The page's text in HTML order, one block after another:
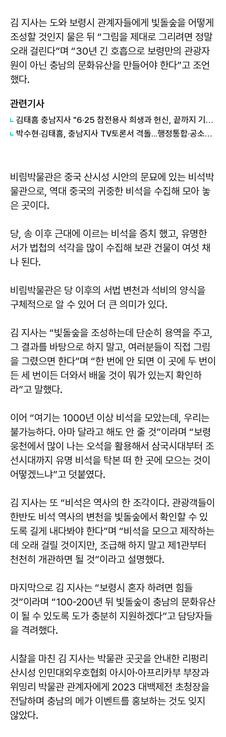
김 지사는 도와 보령시 관계자들에게 빛돌숲을 어떻게
조성할 것인지 물은 뒤 “그림을 제대로 그리려면 정말
오래 걸린다”며 “30년 긴 호흡으로 보령만의 관광자
원이 아닌 충남의 문화유산을 만들어야 한다”고 조언
했다.
관련기사
김태흠 충남지사 "6·25 참전용사 희생과 헌신, 끝까지 기억하고 최고의 예우 다할 것"
박수현·김태흠, 충남지사 TV토론서 격돌...행정통합·공소취소 공방
비림박물관은 중국 산시성 시안의 문묘에 있는 비석박
물관으로, 역대 중국의 귀중한 비석을 수집해 모아 놓
은 곳이다.
당, 송 이후 근대에 이르는 비석을 증치 했고, 유명한
서가 법첩의 석각을 많이 수집해 보관 건물이 여섯 채
나 된다.
비림박물관은 당 이후의 서법 변천과 석비의 양식을
구체적으로 알 수 있어 더 큰 의미가 있다.
김 지사는 “빛돌숲을 조성하는데 단순히 용역을 주고,
그 결과를 바탕으로 하지 말고, 여러분들이 직접 그림
을 그렸으면 한다”며 “한 번에 안 되면 이 곳에 두 번이
든 세 번이든 더와서 배울 것이 뭐가 있는지 확인하
라”고 말했다.
이어 “여기는 1000년 이상 비석을 모았는데, 우리는
불가능하다. 아마 달라고 해도 안 줄 것”이라며 “보령
웅천에서 많이 나는 오석을 활용해서 삼국시대부터 조
선시대까지 유명 비석을 탁본 떠 한 곳에 모으는 것이
어떻겠느냐”고 덧붙였다.
김 지사는 또 “비석은 역사의 한 조각이다. 관광객들이
한반도 비석 역사의 변천을 빛돌숲에서 확인할 수 있
도록 길게 내다봐야 한다”며 “비석을 모으고 제작하는
데 오래 걸릴 것이지만, 조급해 하지 말고 제1관부터
천천히 개관하면 될 것”이라고 설명했다.
마지막으로 김 지사는 “보령시 혼자 하려면 힘들
것”이라며 “100-200년 뒤 빛돌숲이 충남의 문화유산
이 될 수 있도록 도가 충분히 지원하겠다”고 담당자들
을 격려했다.
시찰을 마친 김 지사는 박물관 곳곳을 안내한 리펑리
산시성 인민대외우호협회 아시아·아프리카부 부장과
위밍리 박물관 관계자에게 2023 대백제전 초청장을
전달하며 충남의 메가 이벤트를 홍보하는 것도 잊지
않았다.